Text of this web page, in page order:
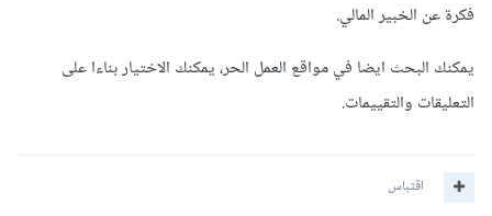
فكرة عن الخبير المالي.
يمكنك البحث ايضا في مواقع العمل الحر، يمكنك الاختيار بناءا على
التعليقات والتقييمات.
اقتباس